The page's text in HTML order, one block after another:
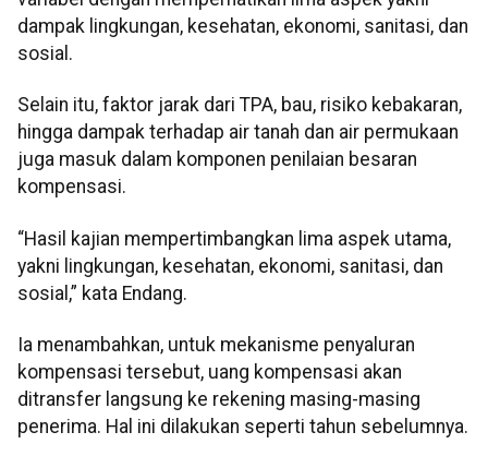
dampak lingkungan, kesehatan, ekonomi, sanitasi, dan
sosial.
Selain itu, faktor jarak dari TPA, bau, risiko kebakaran,
hingga dampak terhadap air tanah dan air permukaan
juga masuk dalam komponen penilaian besaran
kompensasi.
“Hasil kajian mempertimbangkan lima aspek utama,
yakni lingkungan, kesehatan, ekonomi, sanitasi, dan
sosial,” kata Endang.
Ia menambahkan, untuk mekanisme penyaluran
kompensasi tersebut, uang kompensasi akan
ditransfer langsung ke rekening masing-masing
penerima. Hal ini dilakukan seperti tahun sebelumnya.